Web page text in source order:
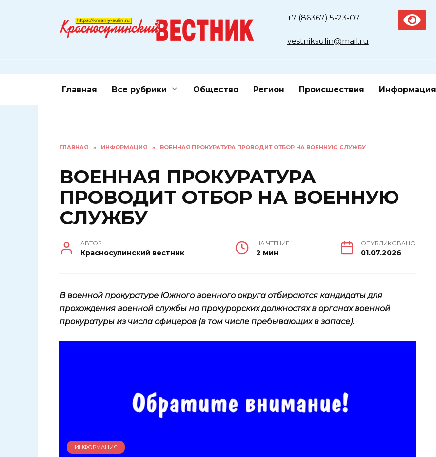
+7 (86367) 5-23-07
vestniksulin@mail.ru
Главная Все рубрики Общество Регион Происшествия Информация
ГЛАВНАЯ » ИНФОРМАЦИЯ » ВОЕННАЯ ПРОКУРАТУРА ПРОВОДИТ ОТБОР НА ВОЕННУЮ СЛУЖБУ
ВОЕННАЯ ПРОКУРАТУРА
ПРОВОДИТ ОТБОР НА ВОЕННУЮ
СЛУЖБУ
АВТОР
Красносулинский вестник
НА ЧТЕНИЕ
2 мин
ОПУБЛИКОВАНО
01.07.2026
В военной прокуратуре Южного военного округа отбираются кандидаты для
прохождения военной службы на прокурорских должностях в органах военной
прокуратуры из числа офицеров (в том числе пребывающих в запасе).
ИНФОРМАЦИЯ